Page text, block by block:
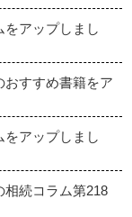
アップしまし
すすめ書籍をア
アップしまし
続コラム第218